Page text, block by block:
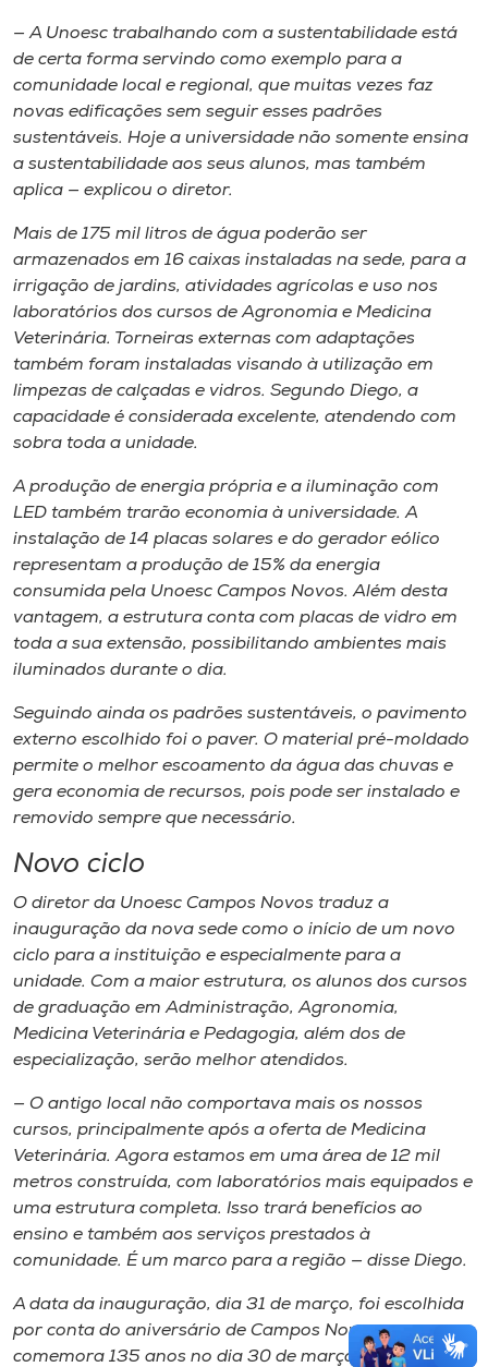
— A Unoesc trabalhando com a sustentabilidade está
de certa forma servindo como exemplo para a
comunidade local e regional, que muitas vezes faz
novas edificações sem seguir esses padrões
sustentáveis. Hoje a universidade não somente ensina
a sustentabilidade aos seus alunos, mas também
aplica — explicou o diretor.
Mais de 175 mil litros de água poderão ser
armazenados em 16 caixas instaladas na sede, para a
irrigação de jardins, atividades agrícolas e uso nos
laboratórios dos cursos de Agronomia e Medicina
Veterinária. Torneiras externas com adaptações
também foram instaladas visando à utilização em
limpezas de calçadas e vidros. Segundo Diego, a
capacidade é considerada excelente, atendendo com
sobra toda a unidade.
A produção de energia própria e a iluminação com
LED também trarão economia à universidade. A
instalação de 14 placas solares e do gerador eólico
representam a produção de 15% da energia
consumida pela Unoesc Campos Novos. Além desta
vantagem, a estrutura conta com placas de vidro em
toda a sua extensão, possibilitando ambientes mais
iluminados durante o dia.
Seguindo ainda os padrões sustentáveis, o pavimento
externo escolhido foi o paver. O material pré-moldado
permite o melhor escoamento da água das chuvas e
gera economia de recursos, pois pode ser instalado e
removido sempre que necessário.
Novo ciclo
O diretor da Unoesc Campos Novos traduz a
inauguração da nova sede como o início de um novo
ciclo para a instituição e especialmente para a
unidade. Com a maior estrutura, os alunos dos cursos
de graduação em Administração, Agronomia,
Medicina Veterinária e Pedagogia, além dos de
especialização, serão melhor atendidos.
— O antigo local não comportava mais os nossos
cursos, principalmente após a oferta de Medicina
Veterinária. Agora estamos em uma área de 12 mil
metros construída, com laboratórios mais equipados e
uma estrutura completa. Isso trará benefícios ao
ensino e também aos serviços prestados à
comunidade. É um marco para a região — disse Diego.
A data da inauguração, dia 31 de março, foi escolhida
por conta do aniversário de Campos Novos, que
comemora 135 anos no dia 30 de março. O diretor